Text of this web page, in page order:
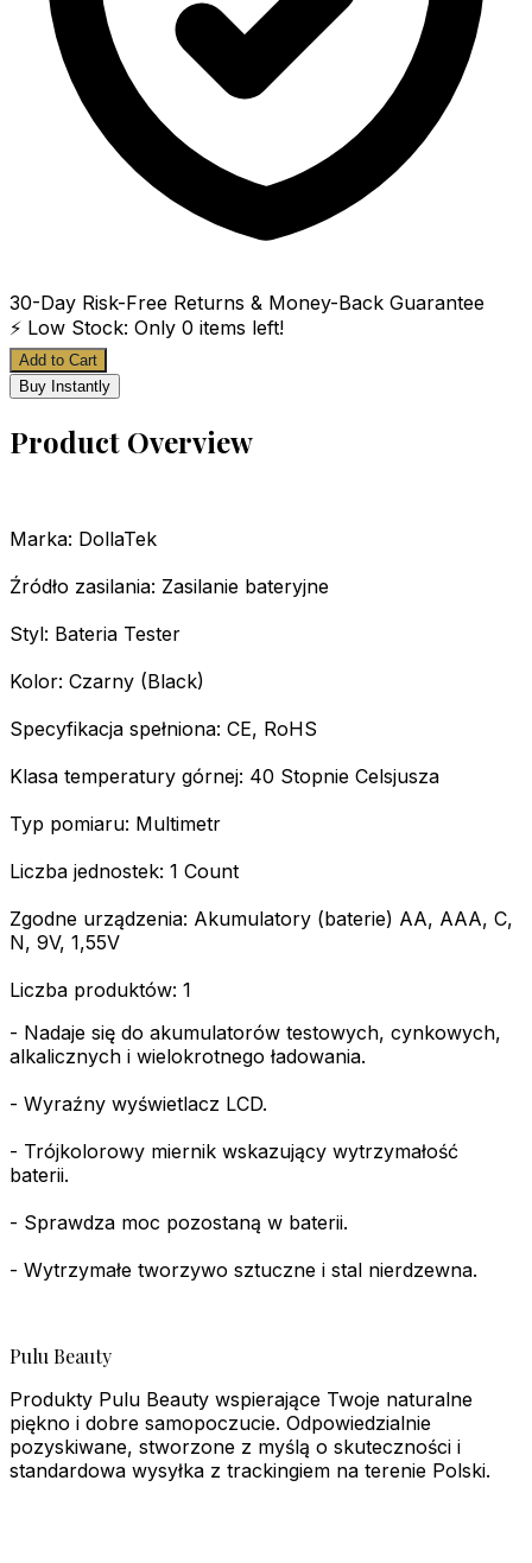
30-Day Risk-Free Returns & Money-Back Guarantee
⚡ Low Stock: Only 0 items left!
Add to Cart
Buy Instantly
Product Overview
Marka: DollaTek
Źródło zasilania: Zasilanie bateryjne
Styl: Bateria Tester
Kolor: Czarny (Black)
Specyfikacja spełniona: CE, RoHS
Klasa temperatury górnej: 40 Stopnie Celsjusza
Typ pomiaru: Multimetr
Liczba jednostek: 1 Count
Zgodne urządzenia: Akumulatory (baterie) AA, AAA, C,
N, 9V, 1,55V
Liczba produktów: 1
- Nadaje się do akumulatorów testowych, cynkowych,
alkalicznych i wielokrotnego ładowania.
- Wyraźny wyświetlacz LCD.
- Trójkolorowy miernik wskazujący wytrzymałość
baterii.
- Sprawdza moc pozostaną w baterii.
- Wytrzymałe tworzywo sztuczne i stal nierdzewna.
Pulu Beauty
Produkty Pulu Beauty wspierające Twoje naturalne
piękno i dobre samopoczucie. Odpowiedzialnie
pozyskiwane, stworzone z myślą o skuteczności i
standardowa wysyłka z trackingiem na terenie Polski.